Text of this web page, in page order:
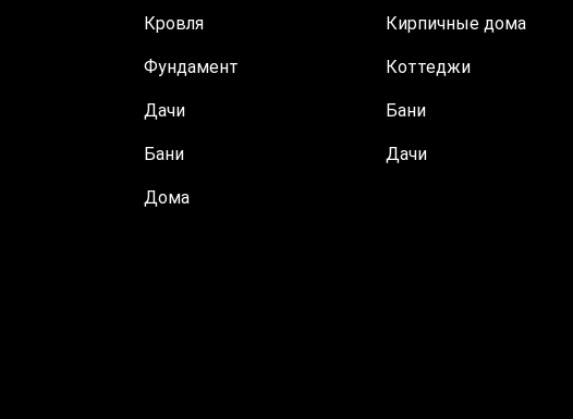
Кровля
Фундамент
Дачи
Бани
Дома
Кирпичные дома
Коттеджи
Бани
Дачи